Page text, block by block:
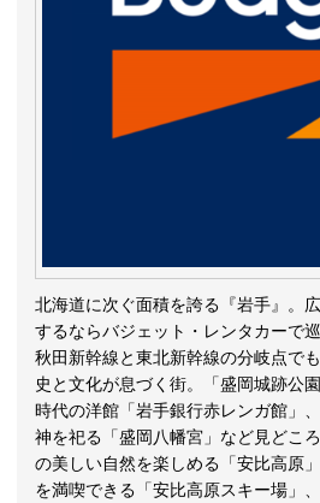
北海道に次ぐ面積を誇る『岩手』。
するならバジェット・レンタカーで
秋田新幹線と東北新幹線の分岐点で
史と文化が息づく街。「盛岡城跡公
時代の洋館「岩手銀行赤レンガ館」
神を祀る「盛岡八幡宮」など見どこ
の美しい自然を楽しめる「安比高原
を満喫できる「安比高原スキー場」